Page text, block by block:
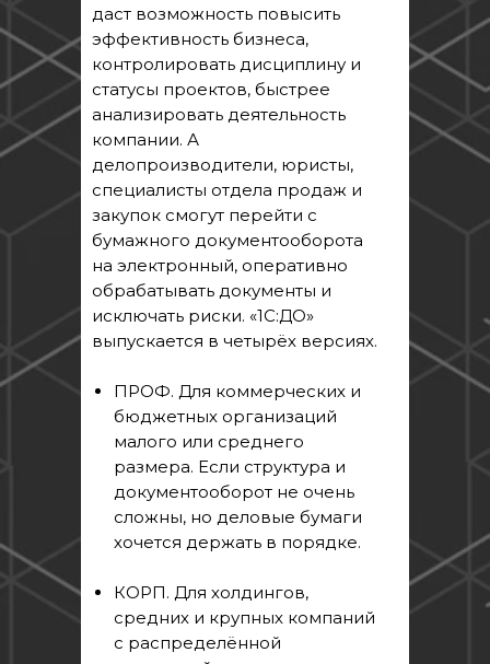
даст возможность повысить
эффективность бизнеса,
контролировать дисциплину и
статусы проектов, быстрее
анализировать деятельность
компании. А
делопроизводители, юристы,
специалисты отдела продаж и
закупок смогут перейти с
бумажного документооборота
на электронный, оперативно
обрабатывать документы и
исключать риски. «1С:ДО»
выпускается в четырёх версиях.
ПРОФ. Для коммерческих и
бюджетных организаций
малого или среднего
размера. Если структура и
документооборот не очень
сложны, но деловые бумаги
хочется держать в порядке.
КОРП. Для холдингов,
средних и крупных компаний
с распределённой